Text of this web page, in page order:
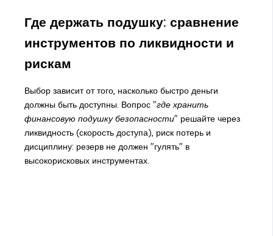
Где держать подушку: сравнение
инструментов по ликвидности и
рискам
Выбор зависит от того, насколько быстро деньги
должны быть доступны. Вопрос "где хранить
финансовую подушку безопасности" решайте через
ликвидность (скорость доступа), риск потерь и
дисциплину: резерв не должен "гулять" в
высокорисковых инструментах.